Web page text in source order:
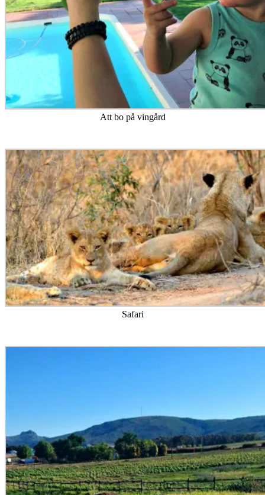
Att bo på vingård
Safari